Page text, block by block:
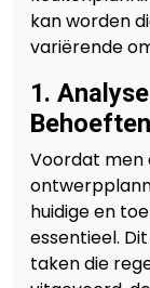
kan worden
variërende
1.
Behoeften
Voordat
huidige en
essentieel.
taken die